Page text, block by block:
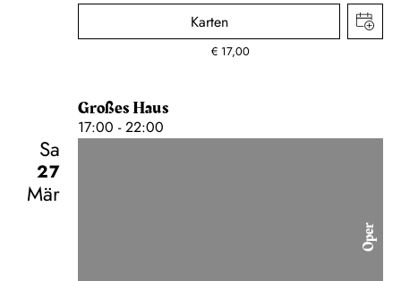
Karten
€ 17,00
Großes Haus
17:00 - 22:00
Sa
27
Mär
Oper